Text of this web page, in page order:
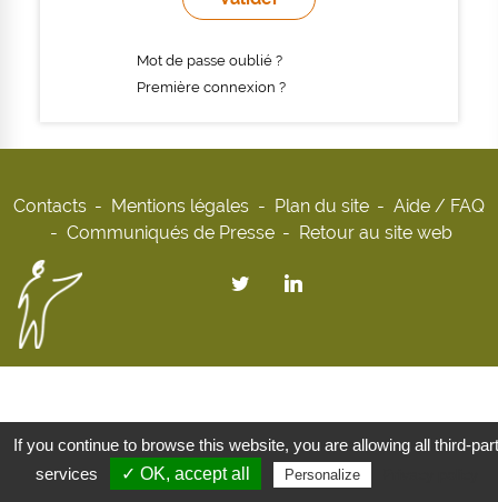
Mot de passe oublié ?
Première connexion ?
Contacts Mentions légales Plan du site
Aide / FAQ
Communiqués de Presse
Retour au site web
If you continue to browse this website, you are allowing all third-
services
✓ OK, accept all Personalize